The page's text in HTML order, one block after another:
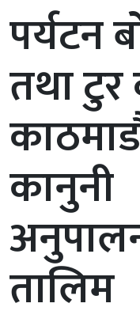
पर्यटन
तथा टुर
कानुनी
तालिम